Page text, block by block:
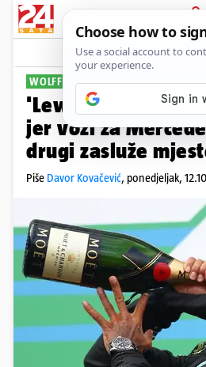
Sport
WOLFF PROTIV 'HEJTERA'
'Lewis je stigao
jer vozi za
drugi zasluže
Piše Davor Kovačević, ponedjeljak,